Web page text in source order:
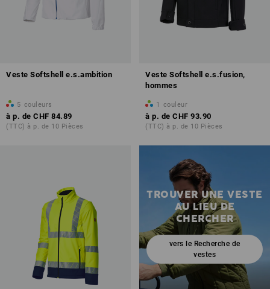
Veste Softshell e.s.ambition
5 couleurs
à p. de CHF 84.89
(TTC) à p. de 10 Pièces
Veste Softshell e.s.fusion,
hommes
1 couleur
à p. de CHF 93.90
(TTC) à p. de 10 Pièces
TROUVER UNE VESTE
AU LIEU DE
CHERCHER
vers le Recherche de
vestes